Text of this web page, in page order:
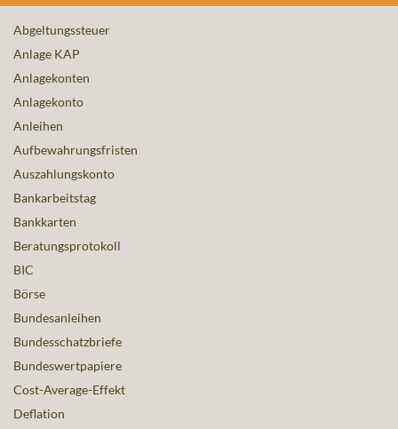
Abgeltungssteuer
Anlage KAP
Anlagekonten
Anlagekonto
Anleihen
Aufbewahrungsfristen
Auszahlungskonto
Bankarbeitstag
Bankkarten
Beratungsprotokoll
BIC
Börse
Bundesanleihen
Bundesschatzbriefe
Bundeswertpapiere
Cost-Average-Effekt
Deflation